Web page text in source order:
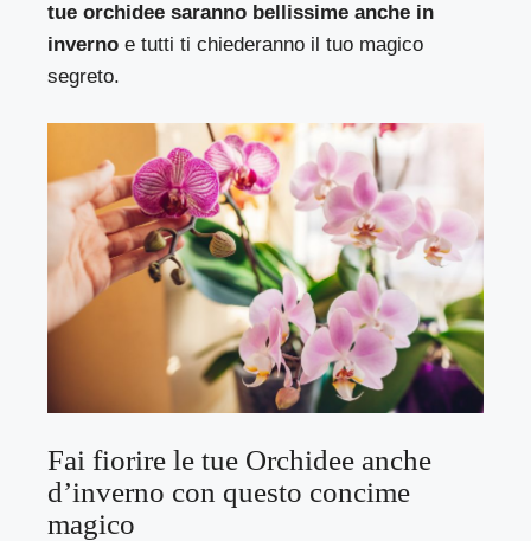
tue orchidee saranno bellissime anche in
inverno e tutti ti chiederanno il tuo magico
segreto.
Fai fiorire le tue Orchidee anche
d’inverno con questo concime
magico